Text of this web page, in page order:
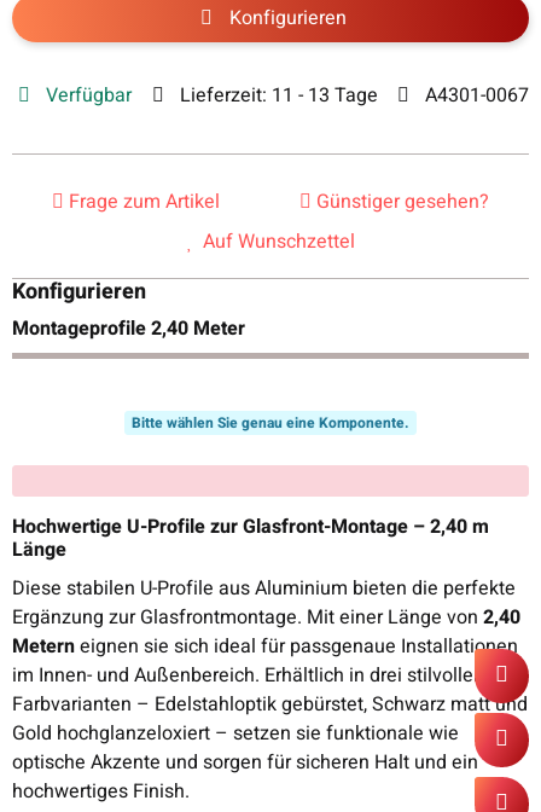
Konfigurieren
Verfügbar Lieferzeit: 11 - 13 Tage A4301-0067
Frage zum Artikel
Günstiger gesehen?
Auf Wunschzettel
Konfigurieren
Montageprofile 2,40 Meter
Bitte wählen Sie genau eine Komponente.
x
Hochwertige U-Profile zur Glasfront-Montage – 2,40 m
Länge
Diese stabilen U-Profile aus Aluminium bieten die perfekte
Ergänzung zur Glasfrontmontage. Mit einer Länge von 2,40
Meterneignen sie sich ideal für passgenaue Installationen
im Innen- und Außenbereich. Erhältlich in drei stilvollen
Farbvarianten – Edelstahloptik gebürstet, Schwarz matt und
Gold hochglanzeloxiert – setzen sie funktionale wie
optische Akzente und sorgen für sicheren Halt und ein
hochwertiges Finish.